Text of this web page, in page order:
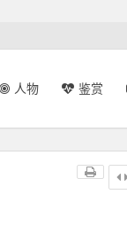
人物 鉴赏